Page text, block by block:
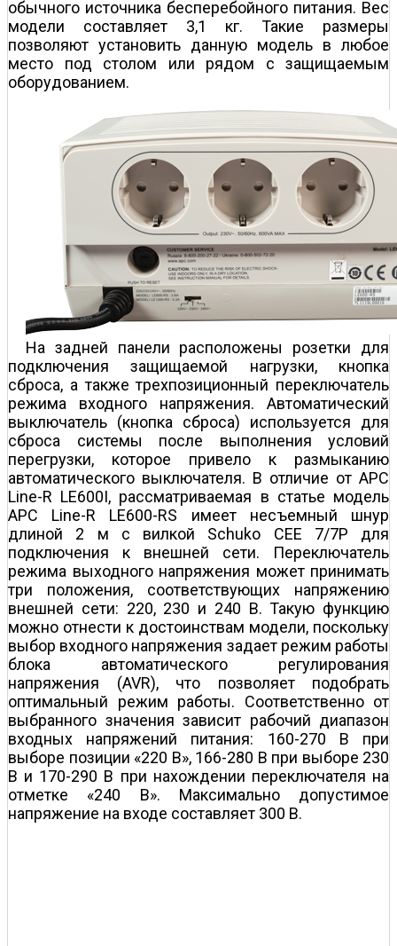
обычного источника бесперебойного питания. Вес
модели составляет 3,1 кг. Такие размеры
позволяют установить данную модель в любое
место под столом или рядом с защищаемым
оборудованием.
На задней панели расположены розетки для
подключения защищаемой нагрузки, кнопка
сброса, а также трехпозиционный переключатель
режима входного напряжения. Автоматический
выключатель (кнопка сброса) используется для
сброса системы после выполнения условий
перегрузки, которое привело к размыканию
автоматического выключателя. В отличие от APC
Line-R LE600I, рассматриваемая в статье модель
APC Line-R LE600-RS имеет несъемный шнур
длиной 2 м с вилкой Schuko CEE 7/7P для
подключения к внешней сети. Переключатель
режима выходного напряжения может принимать
три положения, соответствующих напряжению
внешней сети: 220, 230 и 240 В. Такую функцию
можно отнести к достоинствам модели, поскольку
выбор входного напряжения задает режим работы
блока автоматического регулирования
напряжения (AVR), что позволяет подобрать
оптимальный режим работы. Соответственно от
выбранного значения зависит рабочий диапазон
входных напряжений питания: 160-270 В при
выборе позиции «220 В», 166-280 В при выборе 230
В и 170-290 В при нахождении переключателя на
отметке «240 В». Максимально допустимое
напряжение на входе составляет 300 В.